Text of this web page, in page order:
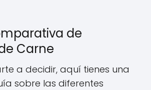
de
Carne
a decidir, aquí tienes una
sobre las diferentes